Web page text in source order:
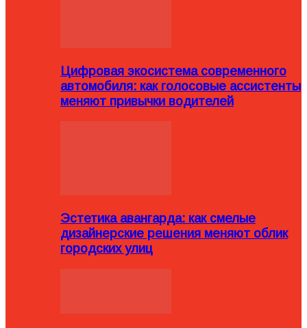
Цифровая экосистема современного
автомобиля: как голосовые ассистенты
меняют привычки водителей
Эстетика авангарда: как смелые
дизайнерские решения меняют облик
городских улиц